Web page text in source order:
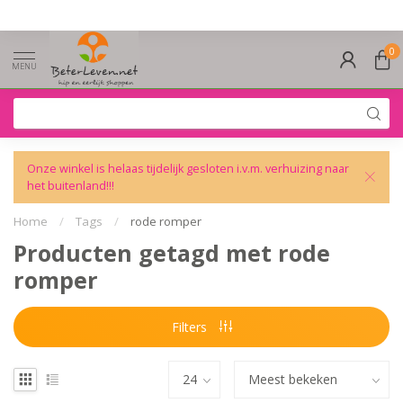
MENU
0
Onze winkel is helaas tijdelijk gesloten i.v.m. verhuizing naar
het buitenland!!!
Home / Tags / rode romper
Producten getagd met rode
romper
Filters